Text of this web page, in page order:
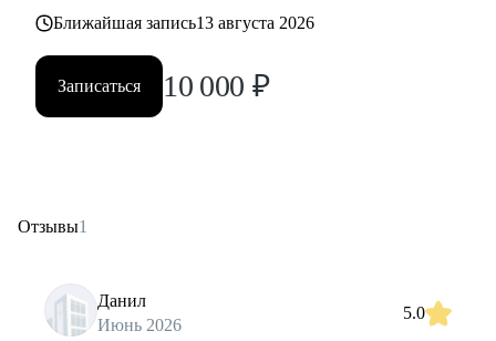
Ближайшая запись13 августа 2026
Записаться 10 000 ₽
Отзывы1
Данил
Июнь 2026
5.0